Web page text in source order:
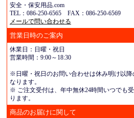
安全・保安用品.com
TEL：086-250-6565 FAX：086-250-6569
メールで問い合わせる
営業日時のご案内
休業日：日曜・祝日
営業時間：9:00～18:30
※日曜・祝日のお問い合わせは休み明け以降
なります。
※ ご注文受付は、年中無休24時間いつでも
ります。
商品のお届けに関して